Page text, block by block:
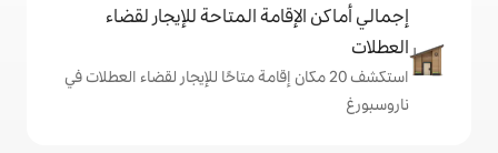
المتاحة للإيجار لقضاء
20 مكان إقامة متاحًا للإيجار لقضاء العطلات في